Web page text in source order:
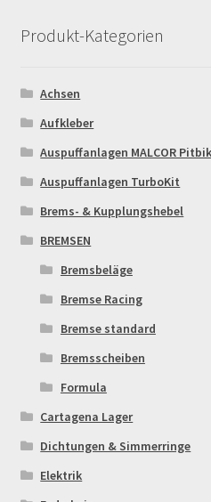
MALCOR PITCROSS / DIRTBIKE
Member Directory
MERCHANDISE
My Account
My Profile
Newsletter
Order Confirmation
Produkt-Kategorien
Achsen
Aufkleber
Auspuffanlagen MALCOR
Auspuffanlagen TurboKit
Brems- & Kupplungshebel
BREMSEN
Bremsbeläge
Bremse Racing
Bremse standard
Bremsscheiben
Formula
Cartagena Lager
Dichtungen & Simmerringe
Elektrik